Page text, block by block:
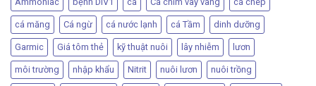
cá măng Cá ngừ cá nước lạnh cá Tầm dinh dưỡng
Garmic Giá tôm thẻ kỹ thuật nuôi lây nhiễm lươn
môi trường nhập khẩu Nitrit nuôi lươn nuôi trồng